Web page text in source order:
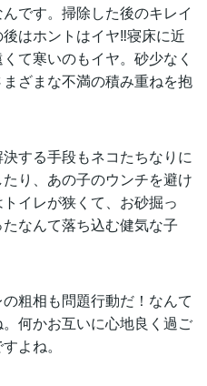
です。掃除した後のキレイ
はホントはイヤ‼︎寝床に近
て寒いのもイヤ。砂少なく
ざまな不満の積み重ねを抱
する手段もネコたちなりに
り、あの子のウンチを避け
イレが狭くて、お砂掘っ
なんて落ち込む健気な子
粗相も問題行動だ！なんて
何かお互いに心地良く過ご
よね。